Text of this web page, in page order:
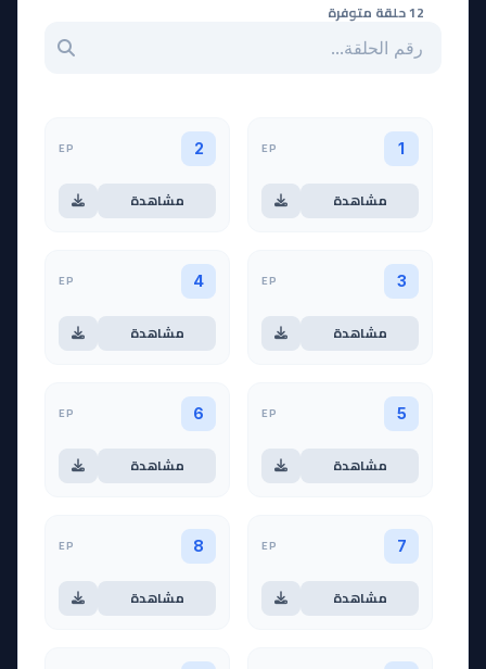
12 حلقة متوفرة
بحث عن حلقة بالرقم
1
EP
مشاهدة
2
EP
مشاهدة
3
EP
مشاهدة
4
EP
مشاهدة
5
EP
مشاهدة
6
EP
مشاهدة
7
EP
مشاهدة
8
EP
مشاهدة